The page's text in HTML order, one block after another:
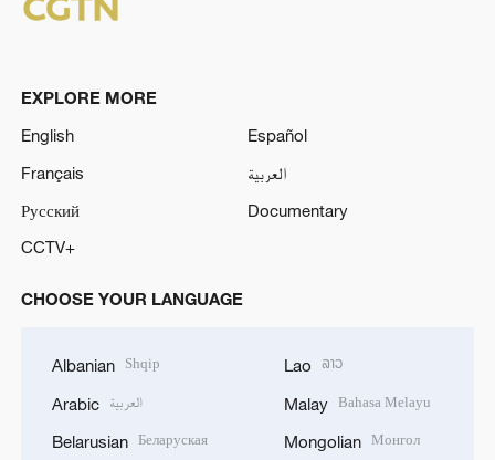
EXPLORE MORE
English
Español
Français
العربية
Русский
Documentary
CCTV+
CHOOSE YOUR LANGUAGE
Albanian Shqip
Arabic العربية
Belarusian Беларуская
Lao ລາວ
Malay Bahasa Melayu
Mongolian Монгол